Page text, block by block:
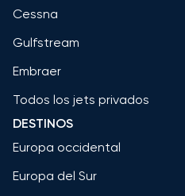
Cessna
Gulfstream
Embraer
Todos los jets privados
DESTINOS
Europa occidental
Europa del Sur